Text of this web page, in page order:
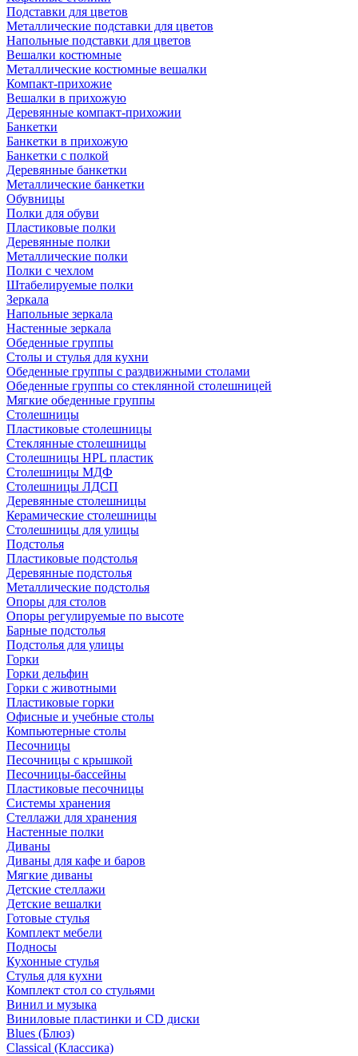
Подставки для цветов
Металлические подставки для цветов
Напольные подставки для цветов
Вешалки костюмные
Металлические костюмные вешалки
Компакт-прихожие
Вешалки в прихожую
Деревянные компакт-прихожии
Банкетки
Банкетки в прихожую
Банкетки с полкой
Деревянные банкетки
Металлические банкетки
Обувницы
Полки для обуви
Пластиковые полки
Деревянные полки
Металлические полки
Полки с чехлом
Штабелируемые полки
Зеркала
Напольные зеркала
Настенные зеркала
Обеденные группы
Столы и стулья для кухни
Обеденные группы с раздвижными столами
Обеденные группы со стеклянной столешницей
Мягкие обеденные группы
Столешницы
Пластиковые столешницы
Стеклянные столешницы
Столешницы HPL пластик
Столешницы МДФ
Столешницы ЛДСП
Деревянные столешницы
Керамические столешницы
Столешницы для улицы
Подстолья
Пластиковые подстолья
Деревянные подстолья
Металлические подстолья
Опоры для столов
Опоры регулируемые по высоте
Барные подстолья
Подстолья для улицы
Горки
Горки дельфин
Горки с животными
Пластиковые горки
Офисные и учебные столы
Компьютерные столы
Песочницы
Песочницы с крышкой
Песочницы-бассейны
Пластиковые песочницы
Системы хранения
Стеллажи для хранения
Настенные полки
Диваны
Диваны для кафе и баров
Мягкие диваны
Детские стеллажи
Детские вешалки
Готовые стулья
Комплект мебели
Подносы
Кухонные стулья
Стулья для кухни
Комплект стол со стульями
Винил и музыка
Виниловые пластинки и CD диски
Blues (Блюз)
Classical (Классика)